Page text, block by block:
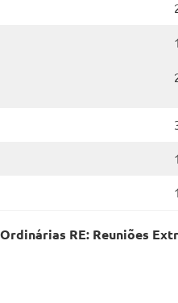
RE: Reuniões